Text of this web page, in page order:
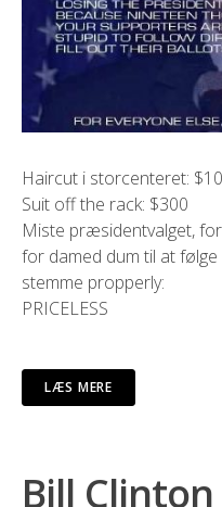
Haircut i storcenteret: $10
Suit off the rack: $300
Miste præsidentvalget,
for damed dum til at
stemme propperly:
PRICELESS
LÆS MERE
Bill